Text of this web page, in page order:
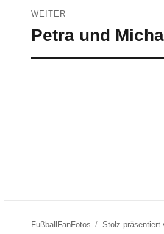
WEITER
Beitrag:
Petra und
FußballFanFotos Stolz präsentiert